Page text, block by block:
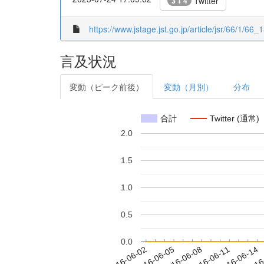
https://www.jstage.jst.go.jp/article/jsr/66/1/
言及状況
変動（ピーク前後） 変動（月別） 分布
合計 Twitter (通常)
0.0
0.5
1.0
1.5
2.0